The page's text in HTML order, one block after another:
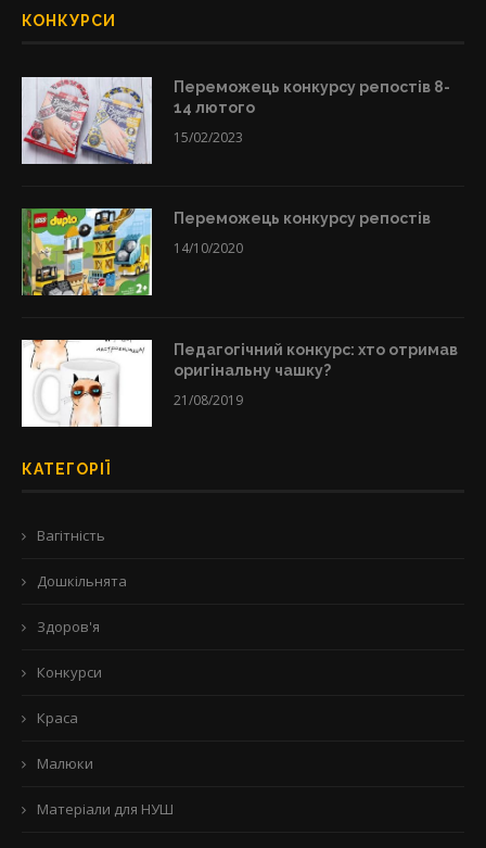
КОНКУРСИ
Переможець конкурсу репостів 8-
14 лютого
15/02/2023
Переможець конкурсу репостів
14/10/2020
Педагогічний конкурс: хто отримав
оригінальну чашку?
21/08/2019
КАТЕГОРІЇ
Вагітність
Дошкільнята
Здоров'я
Конкурси
Краса
Малюки
Матеріали для НУШ